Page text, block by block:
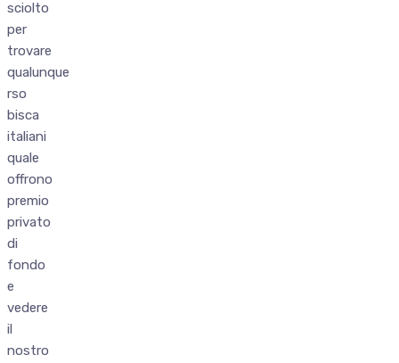
sciolto
per
trovare
qualunque
rso
bisca
italiani
quale
offrono
premio
privato
di
fondo
e
vedere
il
nostro